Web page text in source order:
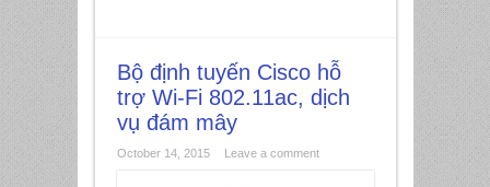
Bộ định tuyến Cisco hỗ
trợ Wi-Fi 802.11ac, dịch
vụ đám mây
October 14, 2015 Leave a comment